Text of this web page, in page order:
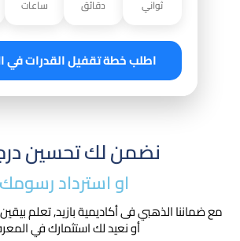
ساعات
دقائق
ثواني
اطلب خطة تقفيل القدرات في
نضمن لك تحسين
او استرداد رسومك​
مع ضماننا الذهبي فى أكاديمية بازيد, تعلم
أو نعيد لك استثمارك في